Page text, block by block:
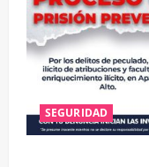
SEGURIDAD